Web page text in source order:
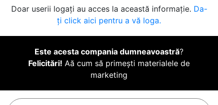
Doar userii logați au acces la această informație. Da-
ți click aici pentru a vă loga.
Este acesta compania dumneavoastră?
Felicitări! Aă cum să primești materialele de
marketing